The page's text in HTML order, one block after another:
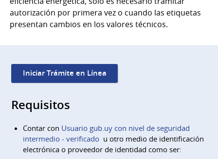
autorización por primera vez o cuando las etiquetas
presentan cambios en los valores técnicos.
Iniciar Trámite en Línea
Requisitos
Contar con Usuario gub.uy con nivel de seguridad
intermedio - verificadou otro medio de identificación
electrónica o proveedor de identidad como ser: